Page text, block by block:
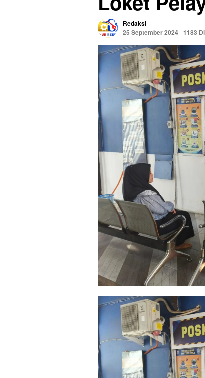
Redaksi
25 September 2024 1183